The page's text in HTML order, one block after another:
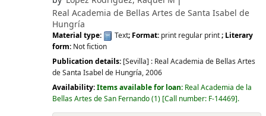
Real Academia de Bellas Artes de Santa Isabel de
Hungría
Material type: Text; Format: print regular print; Literary
form: Not fiction
Publication details: [Sevilla] : Real Academia de Bellas Artes
de Santa Isabel de Hungría,2006
Availability:Items available for loan: Real Academia de la
Bellas Artes de San Fernando(1) Call number: F-14469 .